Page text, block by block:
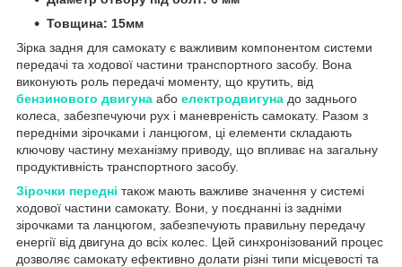
Товщина: 15мм
Зірка задня для самокату є важливим компонентом системи
передачі та ходової частини транспортного засобу. Вона
виконують роль передачі моменту, що крутить, від
бензинового двигуна або електродвигуна до заднього
колеса, забезпечуючи рух і маневреність самокату. Разом з
передніми зірочками і ланцюгом, ці елементи складають
ключову частину механізму приводу, що впливає на загальну
продуктивність транспортного засобу.
Зірочки передні також мають важливе значення у системі
ходової частини самокату. Вони, у поєднанні із задніми
зірочками та ланцюгом, забезпечують правильну передачу
енергії від двигуна до всіх колес. Цей синхронізований процес
дозволяє самокату ефективно долати різні типи місцевості та